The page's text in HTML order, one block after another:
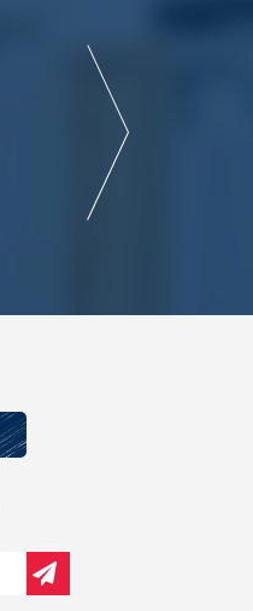
PVC : les clés du succès
PVC est un élément
la fenêtre PVC a
A aujourd’hui, le PVC